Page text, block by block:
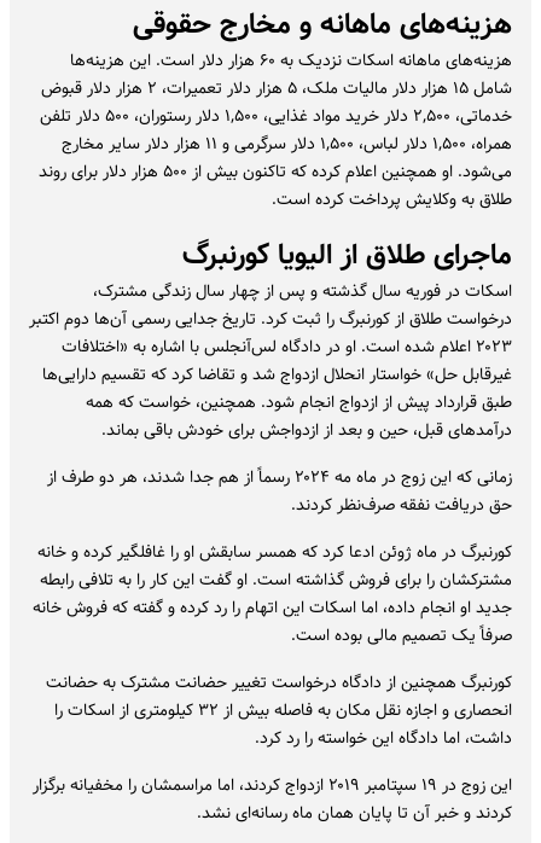
هزینه‌های ماهانه و مخارج حقوقی
هزینه‌های ماهانه اسکات نزدیک به ۶۰ هزار دلار است. این هزینه‌ها
شامل ۱۵ هزار دلار مالیات ملک، ۵ هزار دلار تعمیرات، ۲ هزار دلار قبوض
خدماتی، ۲,۵۰۰ دلار خرید مواد غذایی، ۱,۵۰۰ دلار رستوران، ۵۰۰ دلار تلفن
همراه، ۱,۵۰۰ دلار لباس، ۱,۵۰۰ دلار سرگرمی و ۱۱ هزار دلار سایر مخارج
می‌شود. او همچنین اعلام کرده که تاکنون بیش از ۵۰۰ هزار دلار برای روند
طلاق به وکلایش پرداخت کرده است.
ماجرای طلاق از الیویا کورنبرگ
اسکات در فوریه سال گذشته و پس از چهار سال زندگی مشترک،
درخواست طلاق از کورنبرگ را ثبت کرد. تاریخ جدایی رسمی آن‌ها دوم اکتبر
۲۰۲۳ اعلام شده است. او در دادگاه لس‌آنجلس با اشاره به «اختلافات
غیرقابل حل» خواستار انحلال ازدواج شد و تقاضا کرد که تقسیم دارایی‌ها
طبق قرارداد پیش از ازدواج انجام شود. همچنین، خواست که همه
درآمدهای قبل، حین و بعد از ازدواجش برای خودش باقی بماند.
زمانی که این زوج در ماه مه ۲۰۲۴ رسماً از هم جدا شدند، هر دو طرف از
حق دریافت نفقه صرف‌نظر کردند.
کورنبرگ در ماه ژوئن ادعا کرد که همسر سابقش او را غافلگیر کرده و خانه
مشترکشان را برای فروش گذاشته است. او گفت این کار را به تلافی رابطه
جدید او انجام داده، اما اسکات این اتهام را رد کرده و گفته که فروش خانه
صرفاً یک تصمیم مالی بوده است.
کورنبرگ همچنین از دادگاه درخواست تغییر حضانت مشترک به حضانت
انحصاری و اجازه نقل مکان به فاصله بیش از ۳۲ کیلومتری از اسکات را
داشت، اما دادگاه این خواسته را رد کرد.
این زوج در ۱۹ سپتامبر ۲۰۱۹ ازدواج کردند، اما مراسمشان را مخفیانه برگزار
کردند و خبر آن تا پایان همان ماه رسانه‌ای نشد.